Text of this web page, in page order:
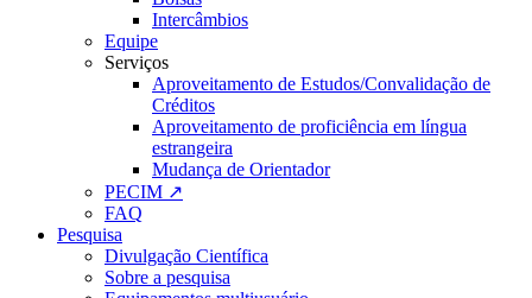
Intercâmbios
Equipe
Serviços
Aproveitamento de Estudos/Convalidação de
Créditos
Aproveitamento de proficiência em língua
estrangeira
Mudança de Orientador
PECIM ↗
FAQ
Pesquisa
Divulgação Científica
Sobre a pesquisa